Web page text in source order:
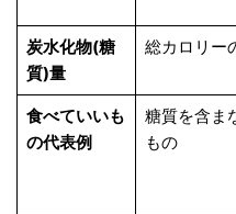
炭水化物(糖
質)量
総カロリー
食べていいも
の代表例
糖質を含ま
もの